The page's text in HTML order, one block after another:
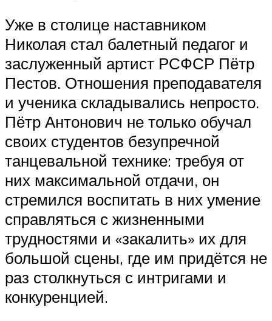
Уже в столице наставником
Николая стал балетный педагог и
заслуженный артист РСФСР Пётр
Пестов. Отношения преподавателя
и ученика складывались непросто.
Пётр Антонович не только обучал
своих студентов безупречной
танцевальной технике: требуя от
них максимальной отдачи, он
стремился воспитать в них умение
справляться с жизненными
трудностями и «закалить» их для
большой сцены, где им придётся не
раз столкнуться с интригами и
конкуренцией.